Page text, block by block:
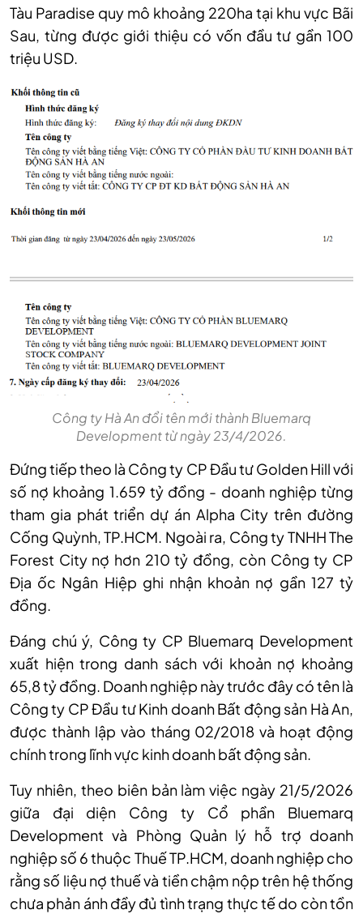
Tàu Paradise quy mô khoảng 220ha tại khu vực Bãi
Sau, từng được giới thiệu có vốn đầu tư gần 100
triệu USD.
Công ty Hà An đổi tên mới thành Bluemarq
Development từ ngày 23/4/2026.
Đứng tiếp theo là Công ty CP Đầu tư Golden Hill với
số nợ khoảng 1.659 tỷ đồng - doanh nghiệp từng
tham gia phát triển dự án Alpha City trên đường
Cống Quỳnh, TP.HCM. Ngoài ra, Công ty TNHH The
Forest City nợ hơn 210 tỷ đồng, còn Công ty CP
Địa ốc Ngân Hiệp ghi nhận khoản nợ gần 127 tỷ
đồng.
Đáng chú ý, Công ty CP Bluemarq Development
xuất hiện trong danh sách với khoản nợ khoảng
65,8 tỷ đồng. Doanh nghiệp này trước đây có tên là
Công ty CP Đầu tư Kinh doanh Bất động sản Hà An,
được thành lập vào tháng 02/2018 và hoạt động
chính trong lĩnh vực kinh doanh bất động sản.
Tuy nhiên, theo biên bản làm việc ngày 21/5/2026
giữa đại diện Công ty Cổ phần Bluemarq
Development và Phòng Quản lý hỗ trợ doanh
nghiệp số 6 thuộc Thuế TP.HCM, doanh nghiệp cho
rằng số liệu nợ thuế và tiền chậm nộp trên hệ thống
chưa phản ánh đầy đủ tình trạng thực tế do còn tồn